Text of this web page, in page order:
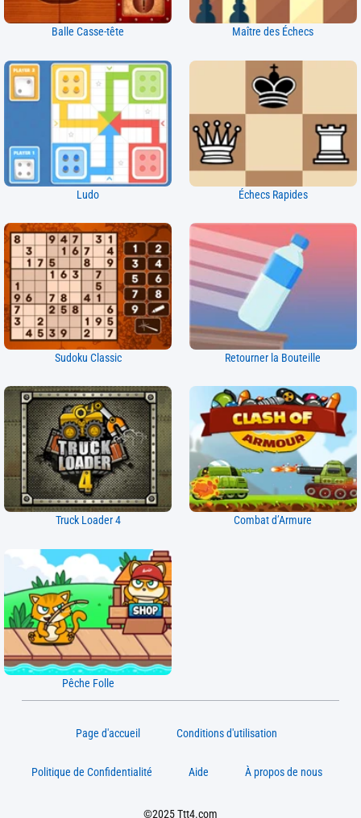
Balle Casse-tête Maître des Échecs
Ludo Échecs Rapides
Sudoku Classic Retourner la Bouteille
Truck Loader 4 Combat d’Armure
Pêche Folle
Page d'accueil Conditions d'utilisation
Politique de Confidentialité Aide À propos de nous
©2025 Ttt4.com